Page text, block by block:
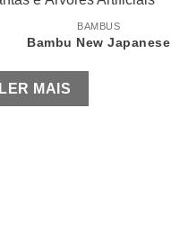
BAMBUS
Bambu New Japanese
LER MAIS